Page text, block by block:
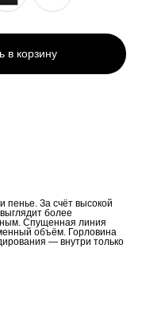
в корзину
пенье. За счёт высокой
более
Спущенная линия
объём. Горловина
— внутри только